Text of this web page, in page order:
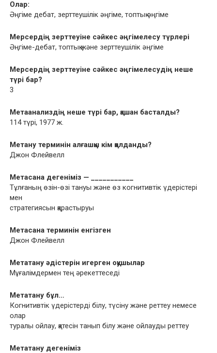
Олар:
Əңгіме дебат, зерттеушілік əңгіме, топтық əңгіме
Мерсердің зерттеуіне сəйкес əңгімелесу түрлері
Əңгіме-дебат, топтық жəне зерттеушілік əңгіме
Мерсердің зерттеуіне сəйкес əңгімелесудің неше
түрі бар?
3
Метаанализдің неше түрі бар, қашан басталды?
114 түрі, 1977 ж.
Метану терминін алғашқы кім қолданды?
Джон Флейвелл
Метасана дегеніміз — ___________
Тұлғаның өзін-өзі тануы жəне өз когнитивтік үдерістері
мен
стратегиясын қарастыруы
Метасана терминін енгізген
Джон Флейвелл
Метатану əдістерін игерген оқушылар
Мұғалімдермен тең əрекеттеседі
Метатану бұл…
Когнитивтік үдерістерді білу, түсіну жəне реттеу немесе
олар
туралы ойлау, қатесін танып білу жəне ойлауды реттеу
Метатану дегеніміз